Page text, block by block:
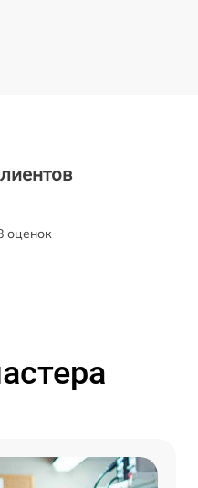
оценок